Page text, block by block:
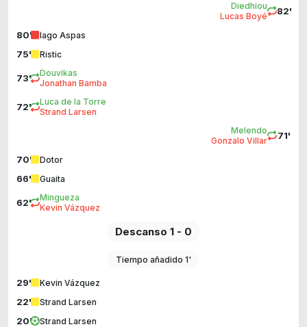
82'
Diedhiou
Lucas Boyé
80' Iago Aspas
75' Ristic
73'
Douvikas
Jonathan Bamba
72'
Luca de la Torre
Strand Larsen
71'
Melendo
Gonzalo Villar
70' Dotor
66' Guaita
62'
Mingueza
Kevin Vázquez
Descanso 1 - 0
Tiempo añadido 1'
29' Kevin Vázquez
22' Strand Larsen
20' Strand Larsen